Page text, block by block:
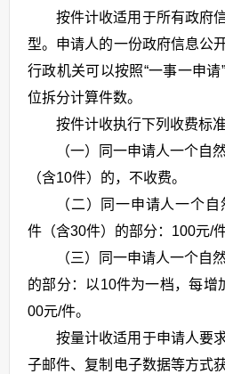
按件计收适用于所有政府
型。申请人的一份政府信息公
行政机关可以按照“一事一申
位拆分计算件数。
按件计收执行下列收费标准
（一）同一申请人一个自
（含10件）的，不收费。
（二）同一申请人一个
件（含30件）的部分：100元/件
（三）同一申请人一个自
的部分：以10件为一档，每增
00元/件。
按量计收适用于申请人要
子邮件、复制电子数据等方式